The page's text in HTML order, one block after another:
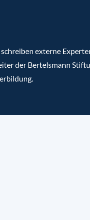
externe
der Bertelsmann